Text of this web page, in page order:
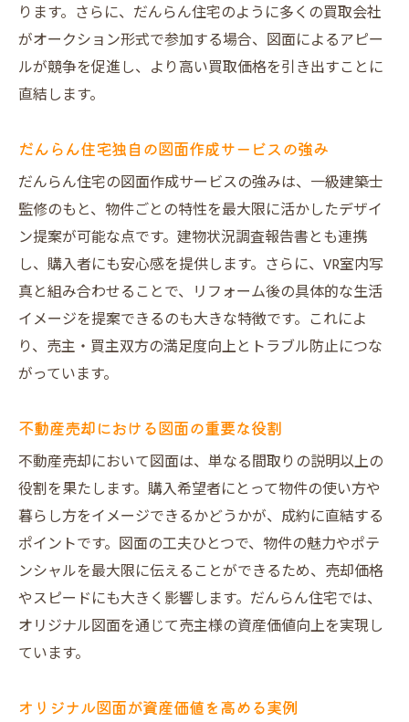
ります。さらに、だんらん住宅のように多くの買取会社
がオークション形式で参加する場合、図面によるアピー
ルが競争を促進し、より高い買取価格を引き出すことに
直結します。
だんらん住宅独自の図面作成サービスの強み
だんらん住宅の図面作成サービスの強みは、一級建築士
監修のもと、物件ごとの特性を最大限に活かしたデザイ
ン提案が可能な点です。建物状況調査報告書とも連携
し、購入者にも安心感を提供します。さらに、VR室内写
真と組み合わせることで、リフォーム後の具体的な生活
イメージを提案できるのも大きな特徴です。これによ
り、売主・買主双方の満足度向上とトラブル防止につな
がっています。
不動産売却における図面の重要な役割
不動産売却において図面は、単なる間取りの説明以上の
役割を果たします。購入希望者にとって物件の使い方や
暮らし方をイメージできるかどうかが、成約に直結する
ポイントです。図面の工夫ひとつで、物件の魅力やポテ
ンシャルを最大限に伝えることができるため、売却価格
やスピードにも大きく影響します。だんらん住宅では、
オリジナル図面を通じて売主様の資産価値向上を実現し
ています。
オリジナル図面が資産価値を高める実例